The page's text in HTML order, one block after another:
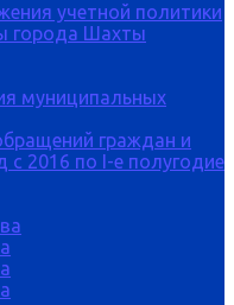
учетной политики
города Шахты
муниципальных
граждан и
с 2016 по I-е полугодие